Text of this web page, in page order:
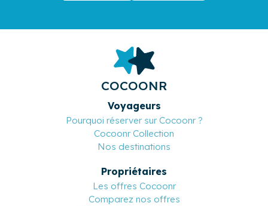
COCOONR
Voyageurs
Pourquoi réserver sur Cocoonr ?
Cocoonr Collection
Nos destinations
Propriétaires
Les offres Cocoonr
Comparez nos offres